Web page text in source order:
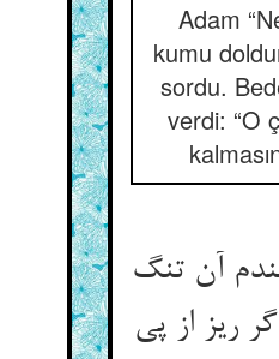
Adam
kumu
sordu.
verdi: “O
آن تنگ
ریز از پی